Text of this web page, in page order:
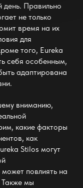
день. Правильно
не только
время на их
для
того, Eureka
себя особенным,
адаптирована
вниманию,
какие факторы
как
Stilos могут
повлиять на
мы